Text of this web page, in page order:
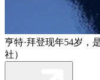
亨特·拜登现年54岁，
社）